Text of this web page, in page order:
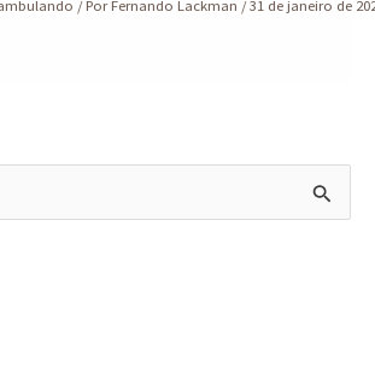
/ PorFernando Lackman /31 de janeiro de